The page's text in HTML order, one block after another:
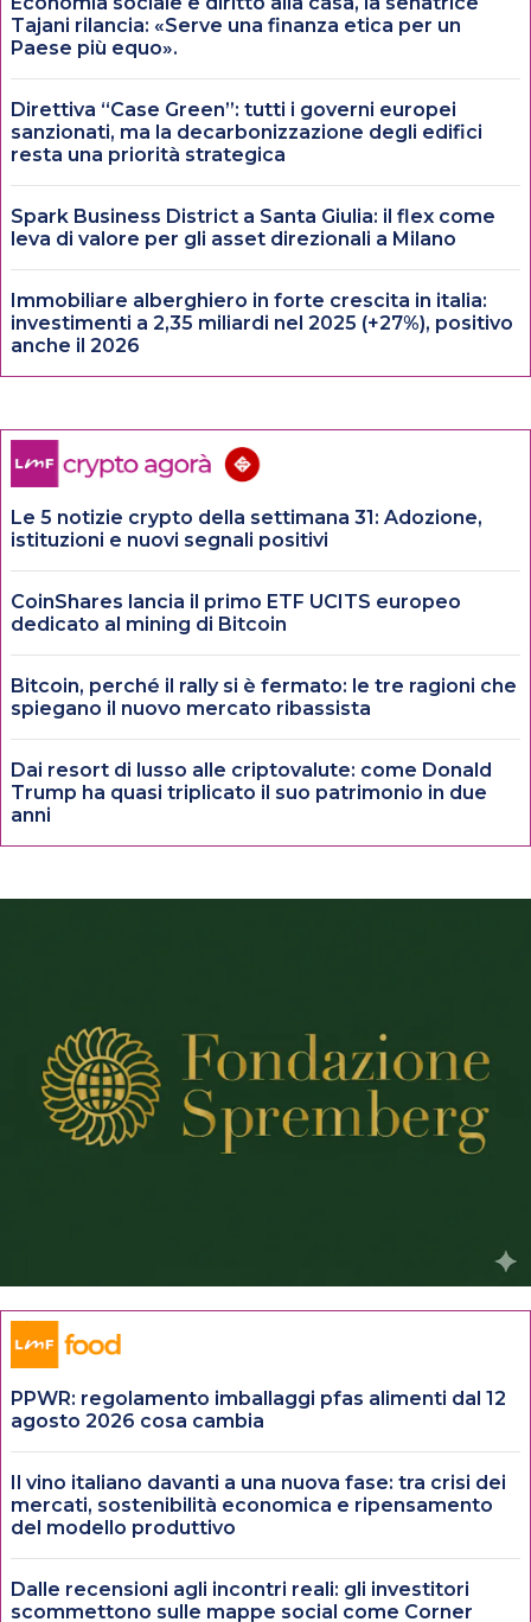
Tajani rilancia: «Serve una finanza etica per un
Paese più equo».
Direttiva “Case Green”: tutti i governi europei
sanzionati, ma la decarbonizzazione degli edifici
resta una priorità strategica
Spark Business District a Santa Giulia: il flex come
leva di valore per gli asset direzionali a Milano
Immobiliare alberghiero in forte crescita in italia:
investimenti a 2,35 miliardi nel 2025 (+27%), positivo
anche il 2026
Le 5 notizie crypto della settimana 31: Adozione,
istituzioni e nuovi segnali positivi
CoinShares lancia il primo ETF UCITS europeo
dedicato al mining di Bitcoin
Bitcoin, perché il rally si è fermato: le tre ragioni che
spiegano il nuovo mercato ribassista
Dai resort di lusso alle criptovalute: come Donald
Trump ha quasi triplicato il suo patrimonio in due
anni
PPWR: regolamento imballaggi pfas alimenti dal 12
agosto 2026 cosa cambia
Il vino italiano davanti a una nuova fase: tra crisi dei
mercati, sostenibilità economica e ripensamento
del modello produttivo
Dalle recensioni agli incontri reali: gli investitori
scommettono sulle mappe social come Corner